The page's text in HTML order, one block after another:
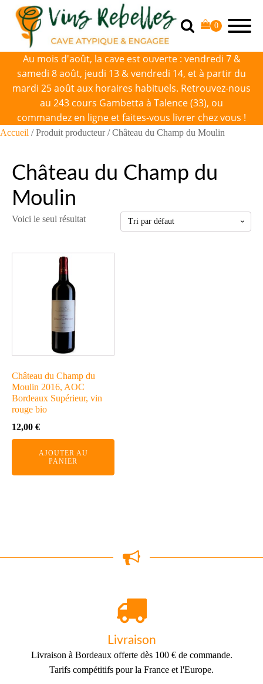
Au mois d'août, la cave est ouverte : vendredi 7 &
samedi 8 août, jeudi 13 & vendredi 14, et à partir du
mardi 25 août aux horaires habituels. Retrouvez-nous
au 243 cours Gambetta à Talence (33), ou
commandez en ligne et faites-vous livrer chez vous !
Accueil / Produit producteur / Château du Champ du Moulin
Château du Champ du
Moulin
Voici le seul résultat
Château du Champ du
Moulin 2016, AOC
Bordeaux Supérieur, vin
rouge bio
12,00 €
AJOUTER AU
PANIER
Livraison
Livraison à Bordeaux offerte dès 100 € de commande.
Tarifs compétitifs pour la France et l'Europe.